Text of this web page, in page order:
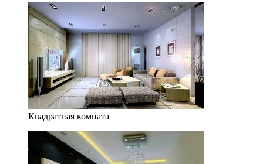
Квадратная комната